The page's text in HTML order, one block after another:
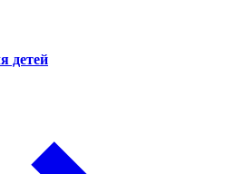
детей